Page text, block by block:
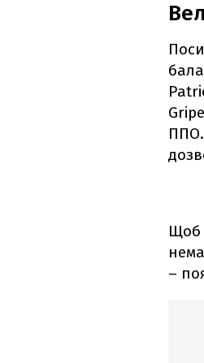
Щоб
–